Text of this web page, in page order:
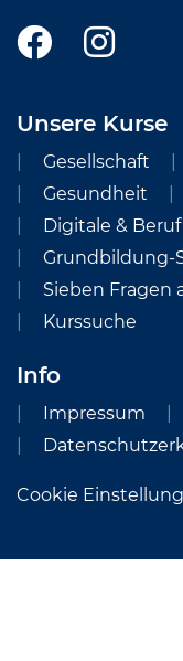
Unsere Kurse
Gesellschaft
Gesundheit
Digitale &
Grundbildung-
Sieben Fragen
Kurssuche
Info
Impressum
Cookie